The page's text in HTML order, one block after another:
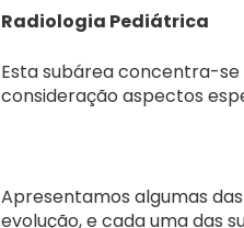
Radiologia Pediátrica
Esta subárea concentra-
consideração aspectos
Apresentamos algumas
evolução, e cada uma das